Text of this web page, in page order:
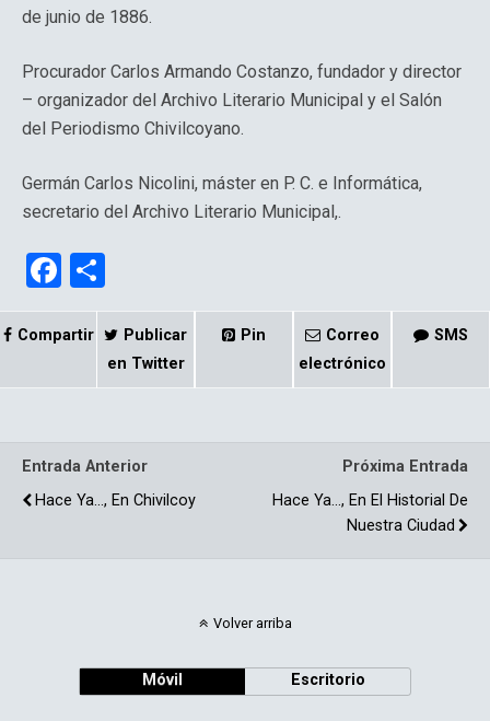
de junio de 1886.
Procurador Carlos Armando Costanzo, fundador y director
– organizador del Archivo Literario Municipal y el Salón
del Periodismo Chivilcoyano.
Germán Carlos Nicolini, máster en P. C. e Informática,
secretario del Archivo Literario Municipal,.
F
a
ce
k
o
m
p
Compartir
Publicar
en Twitter
Pin
Correo
electrónico
SMS
Entrada Anterior
Hace Ya…, En Chivilcoy
Próxima Entrada
Hace Ya…, En El Historial De
Nuestra Ciudad
Volver arriba
Móvil Escritorio